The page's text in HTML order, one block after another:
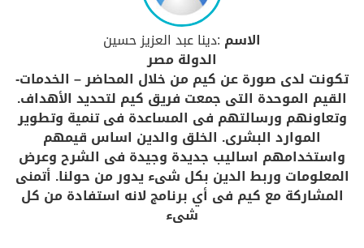
الاسم :دينا عبد العزيز حسين
الدولة مصر
تكونت لدى صورة عن كيم من خلال المحاضر – الخدمات-
القيم الموحدة التى جمعت فريق كيم لتحديد الأهداف.
وتعاونهم ورسالتهم فى المساعدة فى تنمية وتطوير
الموارد البشرى. الخلق والدين اساس قيمهم
واستخدامهم اساليب جديدة وجيدة فى الشرح وعرض
المعلومات وربط الدين بكل شىء يدور من حولنا. أتمنى
المشاركة مع كيم فى أي برنامج لانه استفادة من كل
شىء